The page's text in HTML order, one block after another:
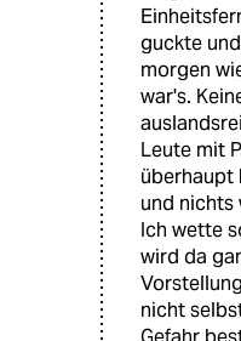
guckte
morgen
war's.
Leute mit
überhaupt
und nichts
Ich wette
wird da
nicht